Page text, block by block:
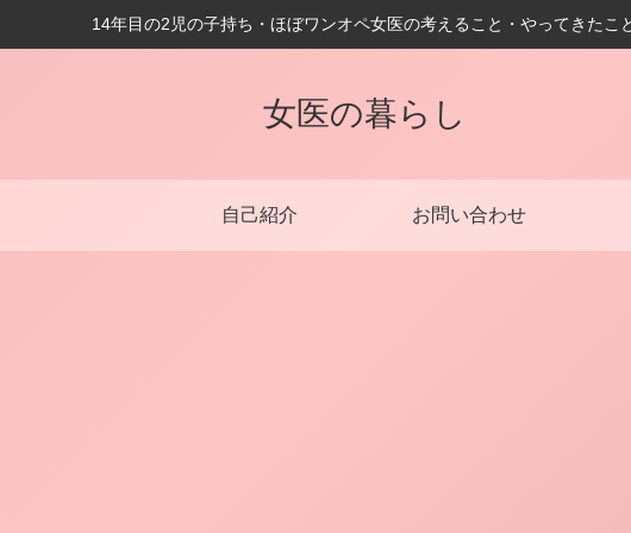
14年目の2児の子持ち・ほぼワンオペ女医の考えること・やってきたこ
女医の暮らし
自己紹介 お問い合わせ